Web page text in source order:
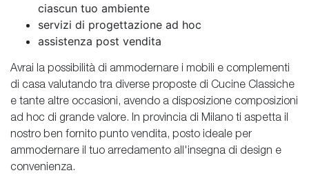
ciascun tuo ambiente
servizi di progettazione ad hoc
assistenza post vendita
Avrai la possibilità di ammodernare i mobili e complementi
di casa valutando tra diverse proposte di Cucine Classiche
e tante altre occasioni, avendo a disposizione composizioni
ad hoc di grande valore. In provincia di Milano ti aspetta il
nostro ben fornito punto vendita, posto ideale per
ammodernare il tuo arredamento all'insegna di design e
convenienza.